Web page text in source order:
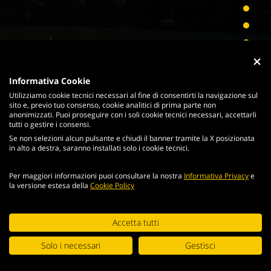
Continuing browsing the portal, you agree to the terms and
conditions andterms of use.
ACCEPT
Informativa Cookie
Utilizziamo cookie tecnici necessari al fine di consentirti la navigazione sul
sito e, previo tuo consenso, cookie analitici di prima parte non
anonimizzati. Puoi proseguire con i soli cookie tecnici necessari, accettarli
tutti o gestire i consensi.
Se non selezioni alcun pulsante e chiudi il banner tramite la X posizionata
in alto a destra, saranno installati solo i cookie tecnici.
Per maggiori informazioni puoi consultare la nostra Informativa Privacye
la versione estesa della Cookie Policy
Accetta tutti
Solo i necessari
Gestisci